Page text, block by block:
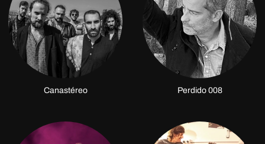
Canastéreo Perdido 008